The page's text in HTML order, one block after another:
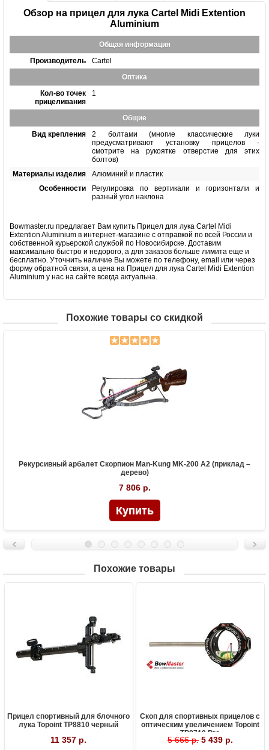
Обзор на прицел для лука Cartel Midi Extention
Aluminium
Общая информация
Производитель
Cartel
Оптика
Кол-во точек
прицеливания
1
Общие
Вид крепления
2 болтами (многие классические луки
предусматривают установку прицелов -
смотрите на рукоятке отверстие для этих
болтов)
Материалы изделия
Алюминий и пластик
Особенности
Регулировка по вертикали и горизонтали и
разный угол наклона
Bowmaster.ru предлагает Вам купить Прицел для лука Cartel Midi
Extention Aluminium в интернет-магазине с отправкой по всей России и
собственной курьерской службой по Новосибирске. Доставим
максимально быстро и недорого, а для заказов больше лимита еще и
бесплатно. Уточнить наличие Вы можете по телефону, email или через
форму обратной связи, а цена на Прицел для лука Cartel Midi Extention
Aluminium у нас на сайте всегда актуальна.
Похожие товары со скидкой
Рекурсивный арбалет Скорпион Man-Kung MK-200 A2 (приклад –
дерево)
7 806 р.
Похожие товары
Прицел спортивный для блочного
лука Topoint TP8810 черный
11 357 р.
Скоп для спортивных прицелов с
оптическим увеличением Topoint
TP8710 Pro
5 666 р. 5 439 р.